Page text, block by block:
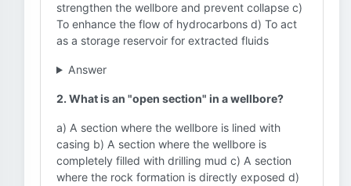
strengthen the wellbore and prevent collapse c)
To enhance the flow of hydrocarbons d) To act
as a storage reservoir for extracted fluids
Answer
2. What is an "open section" in a wellbore?
a) A section where the wellbore is lined with
casing b) A section where the wellbore is
completely filled with drilling mud c) A section
where the rock formation is directly exposed d)